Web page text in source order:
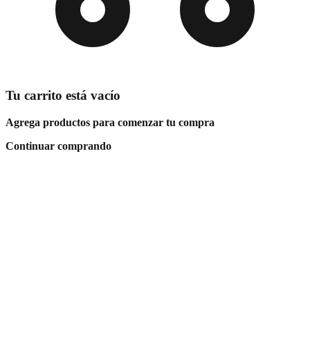
Tu carrito está vacío
Agrega productos para comenzar tu compra
Continuar comprando